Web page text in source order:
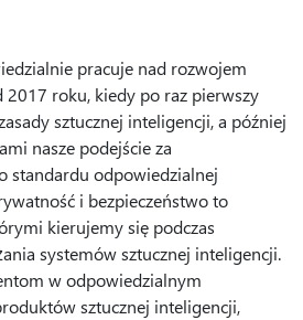
pracuje nad rozwojem
2017 roku, kiedy po raz pierwszy
sztucznej inteligencji, a później
nasze podejście za
standardu odpowiedzialnej
i bezpieczeństwo to
kierujemy się podczas
systemów sztucznej inteligencji.
w odpowiedzialnym
sztucznej inteligencji,